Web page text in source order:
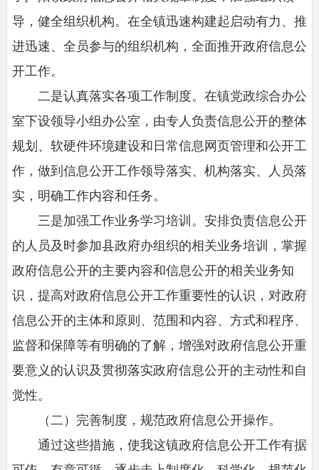
导，健全组织机构。在全镇迅速构建起启动有力、推
进迅速、全员参与的组织机构，全面推开政府信息公
开工作。
二是认真落实各项工作制度。在镇党政综合办公
室下设领导小组办公室，由专人负责信息公开的整体
规划、软硬件环境建设和日常信息网页管理和公开工
作，做到信息公开工作领导落实、机构落实、人员落
实，明确工作内容和任务。
三是加强工作业务学习培训。安排负责信息公开
的人员及时参加县政府办组织的相关业务培训，掌握
政府信息公开的主要内容和信息公开的相关业务知
识，提高对政府信息公开工作重要性的认识，对政府
信息公开的主体和原则、范围和内容、方式和程序、
监督和保障等有明确的了解，增强对政府信息公开重
要意义的认识及贯彻落实政府信息公开的主动性和自
觉性。
（二）完善制度，规范政府信息公开操作。
通过这些措施，使我这镇政府信息公开工作有据